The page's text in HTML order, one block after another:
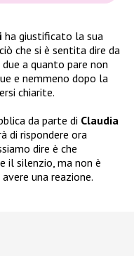
ha giustificato la sua
che si è sentita dire da
a quanto pare non
e nemmeno dopo la
chiarite.
da parte di Claudia
di rispondere ora
dire è che
il silenzio, ma non è
una reazione.